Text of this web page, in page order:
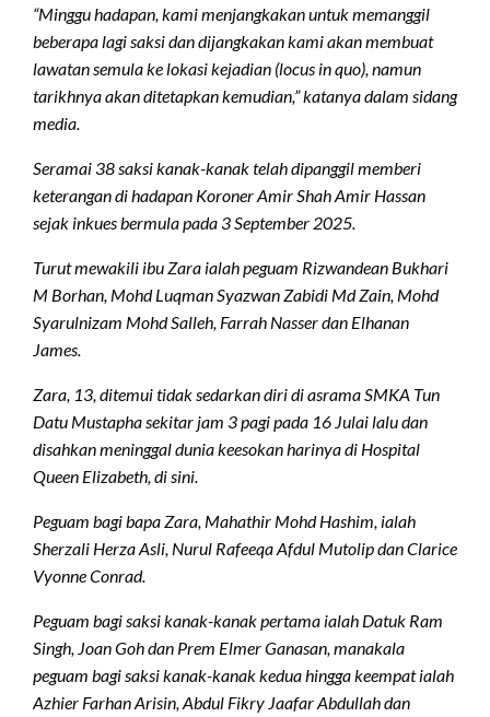
“Minggu hadapan, kami menjangkakan untuk memanggil
beberapa lagi saksi dan dijangkakan kami akan membuat
lawatan semula ke lokasi kejadian (locus in quo), namun
tarikhnya akan ditetapkan kemudian,” katanya dalam sidang
media.
Seramai 38 saksi kanak-kanak telah dipanggil memberi
keterangan di hadapan Koroner Amir Shah Amir Hassan
sejak inkues bermula pada 3 September 2025.
Turut mewakili ibu Zara ialah peguam Rizwandean Bukhari
M Borhan, Mohd Luqman Syazwan Zabidi Md Zain, Mohd
Syarulnizam Mohd Salleh, Farrah Nasser dan Elhanan
James.
Zara, 13, ditemui tidak sedarkan diri di asrama SMKA Tun
Datu Mustapha sekitar jam 3 pagi pada 16 Julai lalu dan
disahkan meninggal dunia keesokan harinya di Hospital
Queen Elizabeth, di sini.
Peguam bagi bapa Zara, Mahathir Mohd Hashim, ialah
Sherzali Herza Asli, Nurul Rafeeqa Afdul Mutolip dan Clarice
Vyonne Conrad.
Peguam bagi saksi kanak-kanak pertama ialah Datuk Ram
Singh, Joan Goh dan Prem Elmer Ganasan, manakala
peguam bagi saksi kanak-kanak kedua hingga keempat ialah
Azhier Farhan Arisin, Abdul Fikry Jaafar Abdullah dan